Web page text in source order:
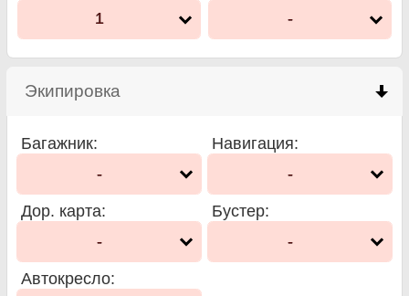
1
-
Экипировка
Багажник:
-
Навигация:
-
Дор. карта:
-
Бустер:
-
Автокресло: